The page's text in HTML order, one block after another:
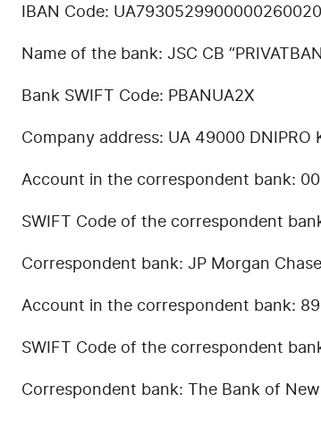
IBAN Code:
Name of the bank: JSC CB
Bank SWIFT Code: PBANUA2X
Company address: UA 49000 DNIPRO
Account in the correspondent bank:
SWIFT Code of the correspondent
Correspondent bank: JP Morgan
Account in the correspondent bank:
SWIFT Code of the correspondent
Correspondent bank: The Bank of